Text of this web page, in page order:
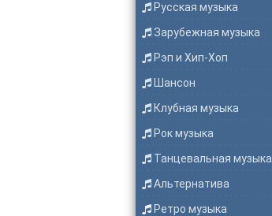
Русская музыка
Зарубежная музыка
Рэп и Хип-Хоп
Шансон
Клубная музыка
Рок музыка
Танцевальная музыка
Альтернатива
Ретро музыка